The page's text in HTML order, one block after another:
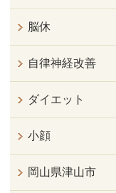
脳休
自律神経改善
ダイエット
小顔
岡山県津山市